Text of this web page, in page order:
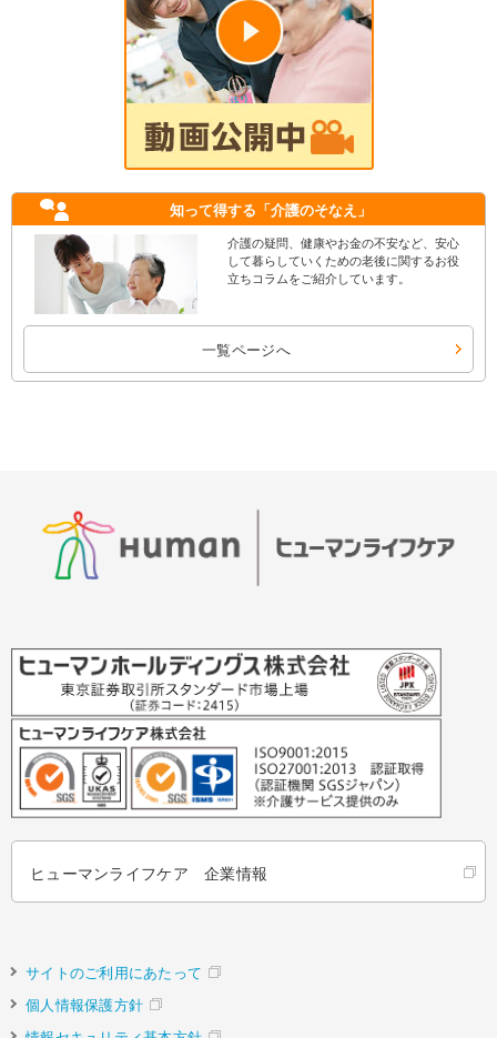
知って得する 「介護のそなえ」
介護の疑問、健康やお金の不安など、安心
して暮らしていくための老後に関するお役
立ちコラムをご紹介しています。
一覧ページへ
ヒューマンライフケア 企業情報
サイトのご利用にあたって
個人情報保護方針